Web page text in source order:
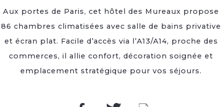
Aux portes de Paris, cet hôtel des Mureaux propose
86 chambres climatisées avec salle de bains privative
et écran plat. Facile d’accès via l’A13/A14, proche des
commerces, il allie confort, décoration soignée et
emplacement stratégique pour vos séjours.